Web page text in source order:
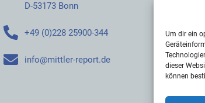
Um dir ein
dieser
können
D-53173 Bonn
+49 (0)228 25900-344
info@mittler-report.de